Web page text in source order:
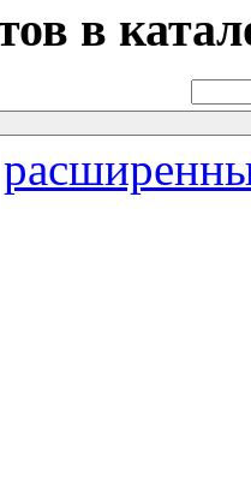
в